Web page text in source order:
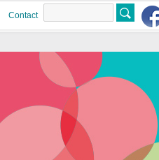
Contact